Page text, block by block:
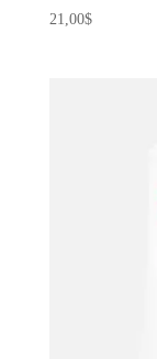
21,00$